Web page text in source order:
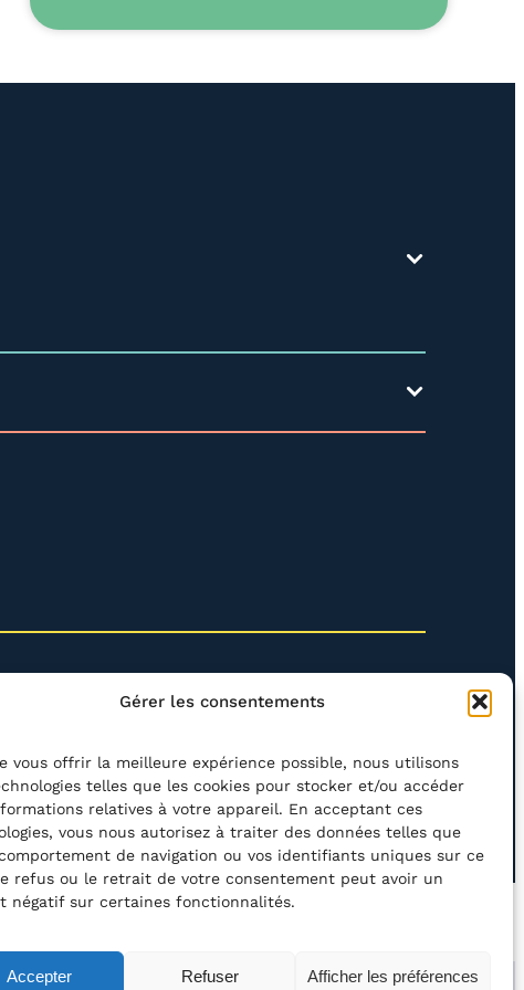
Gérer les consentements
vous offrir la meilleure expérience possible, nous utilisons
telles que les cookies pour stocker et/ou accéder
relatives à votre appareil. En acceptant ces
vous nous autorisez à traiter des données telles que
de navigation ou vos identifiants uniques sur ce
refus ou le retrait de votre consentement peut avoir un
négatif sur certaines fonctionnalités.
Accepter Refuser Afficher les préférences
D’ACCESSIBILITÉ